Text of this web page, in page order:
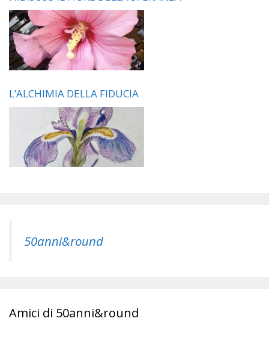
L’ALCHIMIA DELLA FIDUCIA
50anni&round
Amici di 50anni&round